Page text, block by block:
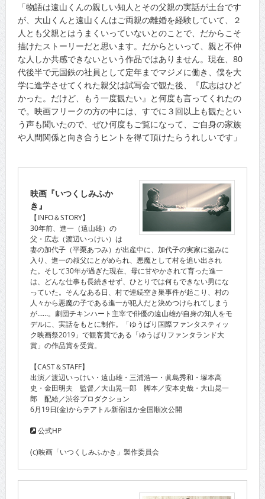
「物語は遠山くんの親しい知人とその父親の実話が土台です
が、大山くんと遠山くんはご両親の離婚を経験していて、２
人とも父親とはうまくいっていないとのことで、だからこそ
描けたストーリーだと思います。だからといって、親と不仲
な人しか共感できないという作品ではありません。現在、80
代後半で元国鉄の社員として定年までマジメに働き、僕を大
学に進学させてくれた親父は試写会で観た後、『広志はひど
かった。だけど、もう一度観たい』と何度も言ってくれたの
で。映画フリークの方の中には、すでに３回以上も観たとい
う声も聞いたので、ぜひ何度もご覧になって、ご自身の家族
や人間関係と向き合うヒントを得て頂けたらうれしいです」
映画『いつくしみふか
き』
【INFO＆STORY】
30年前、進一（遠山雄）の
父・広志（渡辺いっけい）は
妻の加代子（平栗あつみ）が出産中に、加代子の実家に盗みに
入り、進一の叔父にとがめられ、悪魔として村を追い出され
た。そして30年が過ぎた現在、母に甘やかされて育った進一
は、どんな仕事も長続きせず、ひとりでは何もできない男にな
っていた。そんなある日、村で連続空き巣事件が起こり、村の
人々から悪魔の子である進一が犯人だと決めつけられてしまう
が……。劇団チキンハート主宰で俳優の遠山雄が自身の知人をモ
デルに、実話をもとに制作。「ゆうばり国際ファンタスティッ
ク映画祭2019」で観客賞である「ゆうばりファンタランド大
賞」の作品賞を受賞。
【CAST＆STAFF】
出演／渡辺いっけい・遠山雄・三浦浩一・眞島秀和・塚本高
史・金田明夫 監督／大山晃一郎 脚本／安本史哉・大山晃一
郎 配給／渋谷プロダクション
6月19日(金)からテアトル新宿ほか全国順次公開
公式HP
(c)映画「いつくしみふかき」製作委員会